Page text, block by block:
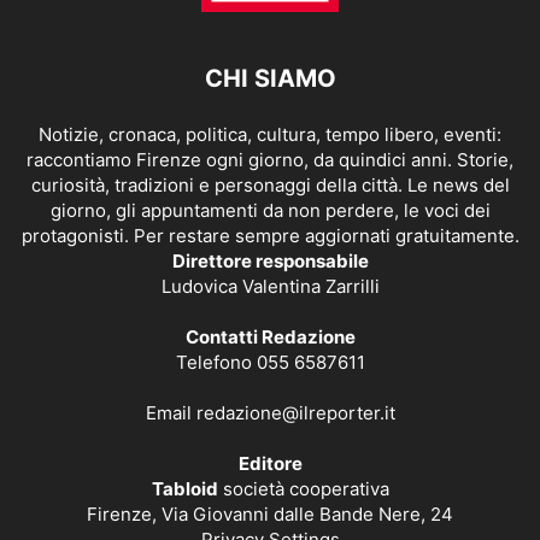
CHI SIAMO
Notizie, cronaca, politica, cultura, tempo libero, eventi:
raccontiamo Firenze ogni giorno, da quindici anni. Storie,
curiosità, tradizioni e personaggi della città. Le news del
giorno, gli appuntamenti da non perdere, le voci dei
protagonisti. Per restare sempre aggiornati gratuitamente.
Direttore responsabile
Ludovica Valentina Zarrilli
Contatti Redazione
Telefono 055 6587611
Email redazione@ilreporter.it
Editore
Tabloid società cooperativa
Firenze, Via Giovanni dalle Bande Nere, 24